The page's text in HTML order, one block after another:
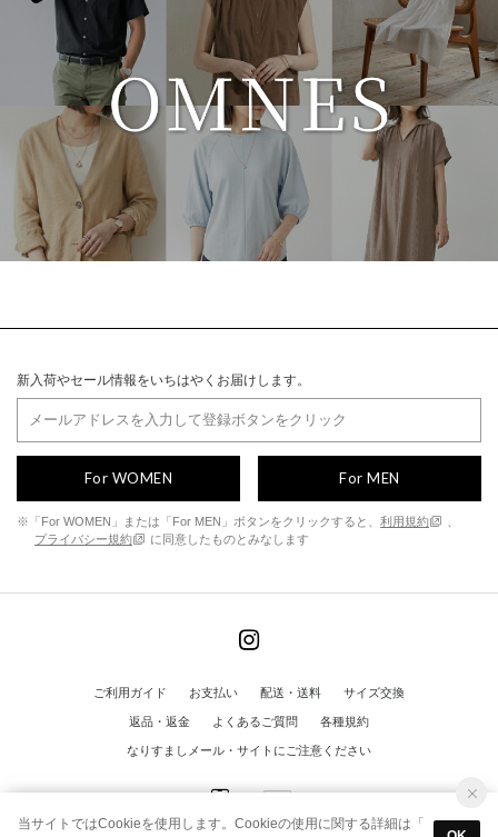
新入荷やセール情報をいちはやくお届けします。
For WOMEN For MEN
※「For WOMEN」または「For MEN」ボタンをクリックすると、 利用規約
プライバシー規約
に同意したものとみなします
ご利用ガイド お支払い 配送・送料 サイズ交換
返品・返金 よくあるご質問 各種規約
なりすましメール・サイトにご注意ください
当サイトではCookieを使用します。Cookieの使用に関する詳細は「